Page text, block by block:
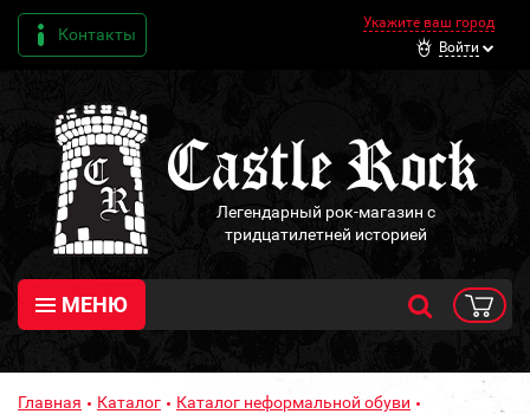
Контакты
Укажите ваш город
Войти
Легендарный рок-магазин с
тридцатилетней историей
МЕНЮ
Главная Каталог
Каталог неформальной обуви